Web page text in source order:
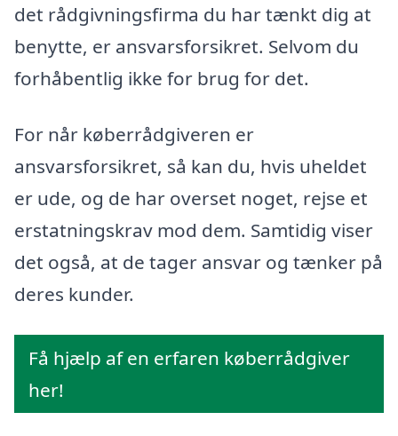
det rådgivningsfirma du har tænkt dig at
benytte, er ansvarsforsikret. Selvom du
forhåbentlig ikke for brug for det.
For når køberrådgiveren er
ansvarsforsikret, så kan du, hvis uheldet
er ude, og de har overset noget, rejse et
erstatningskrav mod dem. Samtidig viser
det også, at de tager ansvar og tænker på
deres kunder.
Få hjælp af en erfaren køberrådgiver
her!